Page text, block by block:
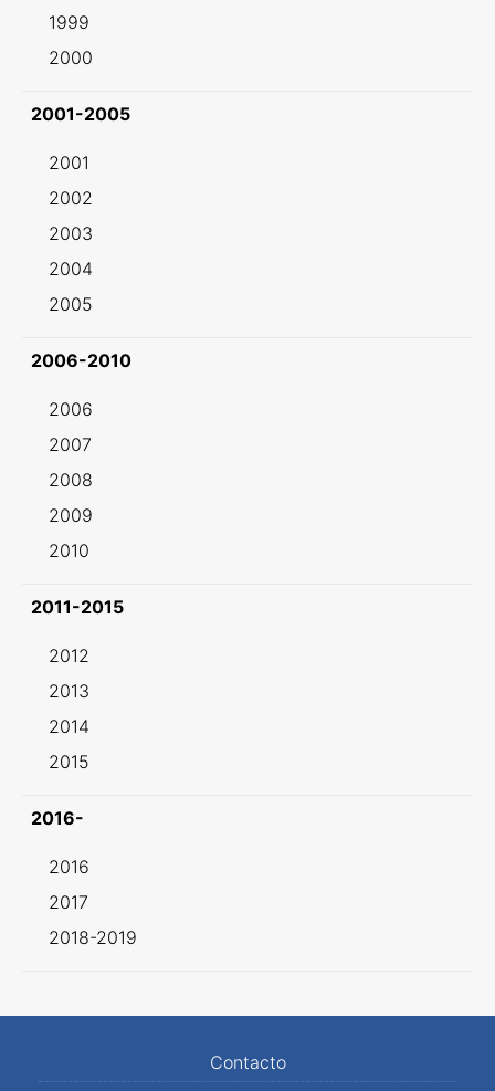
1999
2000
2001-2005
2001
2002
2003
2004
2005
2006-2010
2006
2007
2008
2009
2010
2011-2015
2012
2013
2014
2015
2016-
2016
2017
2018-2019
Contacto